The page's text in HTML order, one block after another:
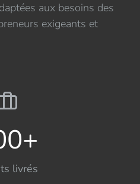
aux besoins des
exigeants et
livrés
+